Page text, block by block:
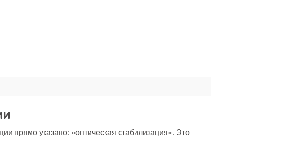
прямо указано: «оптическая стабилизация». Это